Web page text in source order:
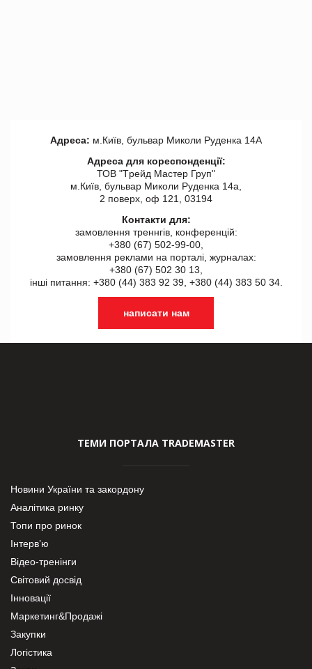
Адреса: м.Київ, бульвар Миколи Руденка 14А
Адреса для кореспонденції:
ТОВ "Tрейд Мастер Груп"
м.Київ, бульвар Миколи Руденка 14а,
2 поверх, оф 121, 03194
Контакти для:
замовлення треннгів, конференцій:
+380 (67) 502-99-00,
замовлення реклами на порталі, журналах:
+380 (67) 502 30 13,
інші питання: +380 (44) 383 92 39, +380 (44) 383 50 34.
написати нам
ТЕМИ ПОРТАЛА TRADEMASTER
Новини України та закордону
Аналітика ринку
Топи про ринок
Інтерв’ю
Відео-тренінги
Світовий досвід
Інновації
Маркетинг&Продажі
Закупки
Логістика